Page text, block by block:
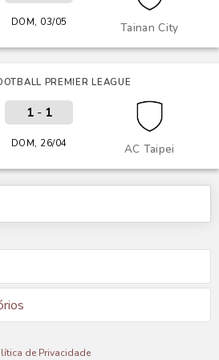
Tainan City
DOM, 03/05
PREMIER LEAGUE
AC Taipei
1- 1
DOM, 26/04
de Privacidade